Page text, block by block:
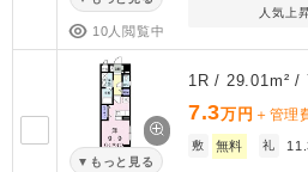
10人閲覧中
人気上
もっと見る
1R / 29.01m² /
7.3万円 ＋管理
敷 無料 礼